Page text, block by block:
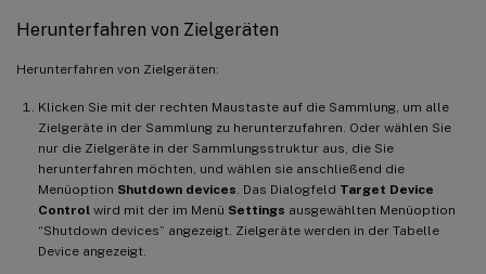
Herunterfahren von Zielgeräten
Herunterfahren von Zielgeräten:
Klicken Sie mit der rechten Maustaste auf die Sammlung, um alle
Zielgeräte in der Sammlung zu herunterzufahren. Oder wählen Sie
nur die Zielgeräte in der Sammlungsstruktur aus, die Sie
herunterfahren möchten, und wählen sie anschließend die
Menüoption Shutdown devices . Das Dialogfeld Target Device
Control wird mit der im Menü Settings ausgewählten Menüoption
“Shutdown devices” angezeigt. Zielgeräte werden in der Tabelle
Device angezeigt.